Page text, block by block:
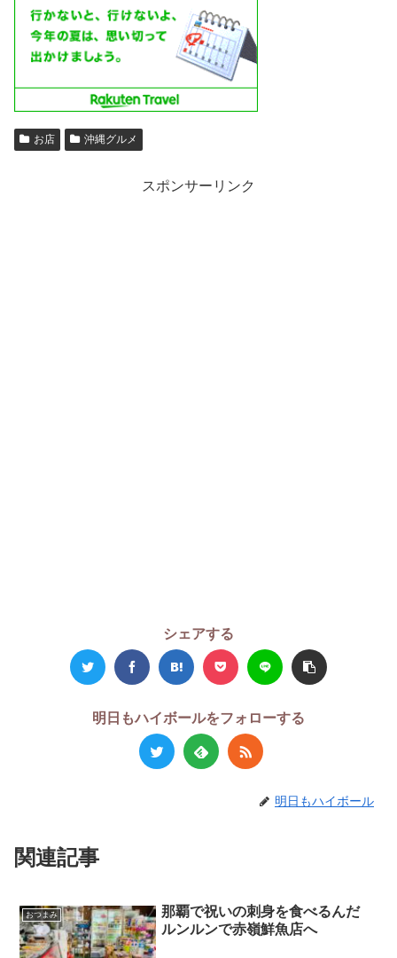
お店 沖縄グルメ
スポンサーリンク
シェアする
明日もハイボールをフォローする
明日もハイボール
関連記事
おつまみ
那覇で祝いの刺身を食べるんだ
ルンルンで赤嶺鮮魚店へ